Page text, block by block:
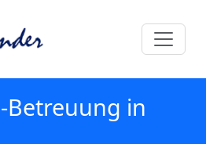
Betreuung in